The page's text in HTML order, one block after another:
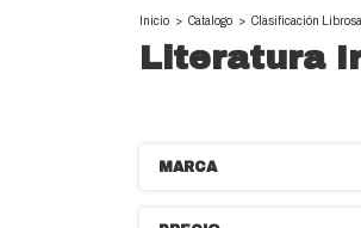
Inicio > Catalogo > Clasificación
Literatura
MARCA